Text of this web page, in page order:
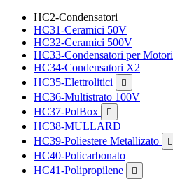
HC2-Condensatori
HC31-Ceramici 50V
HC32-Ceramici 500V
HC33-Condensatori per Motori
HC34-Condensatori X2
HC35-Elettrolitici

HC36-Multistrato 100V
HC37-PolBox

HC38-MULLARD
HC39-Poliestere Metallizato

HC40-Policarbonato
HC41-Polipropilene
